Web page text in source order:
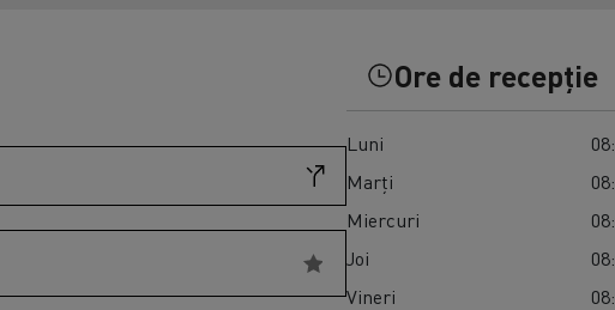
Ore de recepție
Luni
Marți
Miercuri
Joi
Vineri